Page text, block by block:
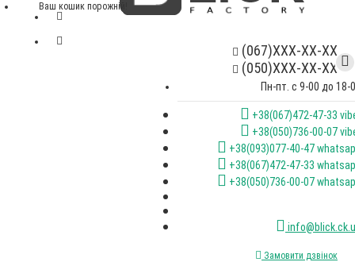
(067)XXX-XX-XX
(050)XXX-XX-XX
Пн-пт. с 9-00 до 18-
+38(067)472-47-33
+38(050)736-00-07
+38(093)077-40-47
+38(067)472-47-33
+38(050)736-00-07
Замовити дзвінок
Ваш кошик порожній!